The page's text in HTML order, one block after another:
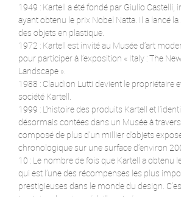
1949 : Kartell a été fondé par Giulio Castelli,
ayant obtenu le prix Nobel Natta. Il a lancé
des objets en plastique.
1972 : Kartell est invité au Musée d’art
pour participer à l’exposition « Italy : The
Landscape ».
1988 : Claudion Lutti devient le propriétaire
société Kartell.
1999 : L’histoire des produits Kartell et
désormais contées dans un Musée à
composé de plus d’un millier d’objets
chronologique sur une surface d’environ
10 : Le nombre de fois que Kartell a obtenu
qui est l’une des récompenses les plus
prestigieuses dans le monde du design.